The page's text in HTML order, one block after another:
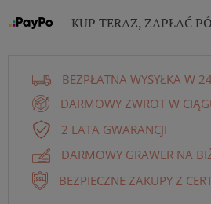
KUP TERAZ, ZAPŁAĆ
BEZPŁATNA WYSYŁKA W
DARMOWY ZWROT W
2 LATA GWARANCJI
DARMOWY GRAWER NA
BEZPIECZNE ZAKUPY Z